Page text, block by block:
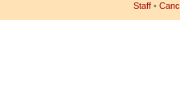
Staff •